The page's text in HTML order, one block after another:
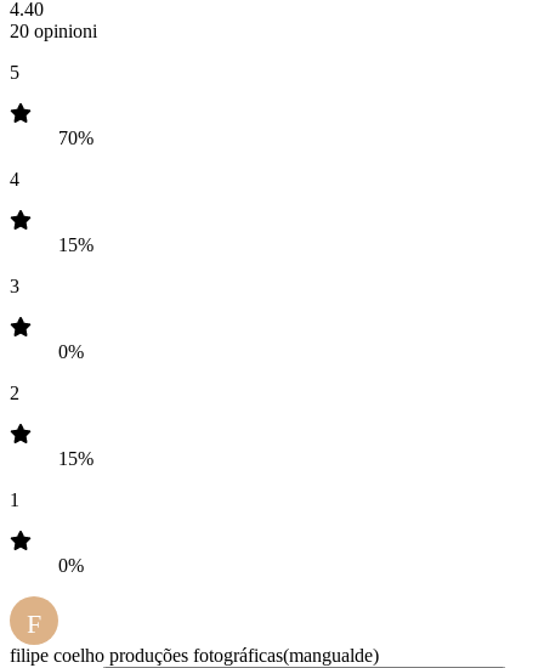
4.40
20 opinioni
5
70%
4
15%
3
0%
2
15%
1
0%
F
filipe coelho produções fotográficas(mangualde)